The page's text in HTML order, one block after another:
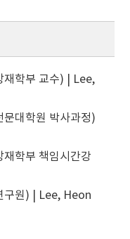
재학부 교수) | Lee,
문대학원 박사과정)
재학부 책임시간강
구원) | Lee, Heon